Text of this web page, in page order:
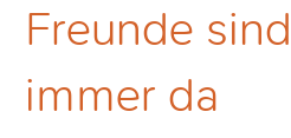
Freunde
immer da